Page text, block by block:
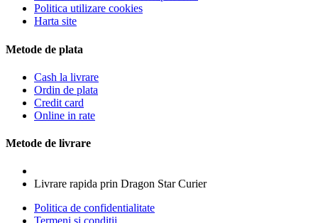
Politica utilizare cookies
Harta site
Metode de plata
Cash la livrare
Ordin de plata
Credit card
Online in rate
Metode de livrare
Livrare rapida prin Dragon Star Curier
Politica de confidentialitate